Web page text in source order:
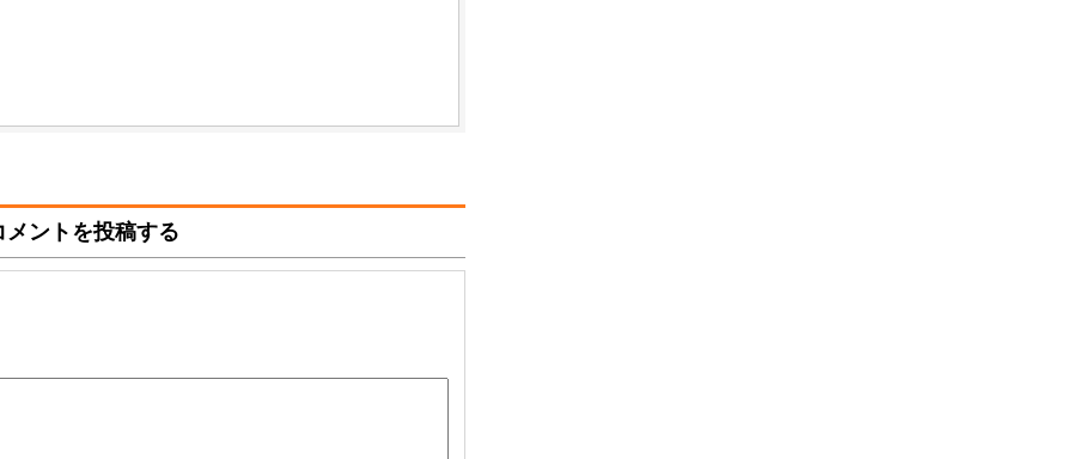
メントを投稿する